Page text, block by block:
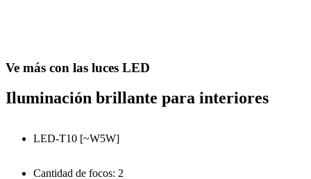
Ve más con las luces LED
Iluminación brillante para interiores
LED-T10 [~W5W]
Cantidad de focos: 2